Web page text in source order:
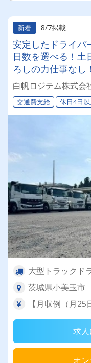
新着 8/7掲載
安定したドライバ
日数を選べる！土
ろしの力仕事なし！
白帆ロジテム株式会
交通費支給 休日4日
大型トラックド
茨城県小美玉市
【月収例（月
求
オ